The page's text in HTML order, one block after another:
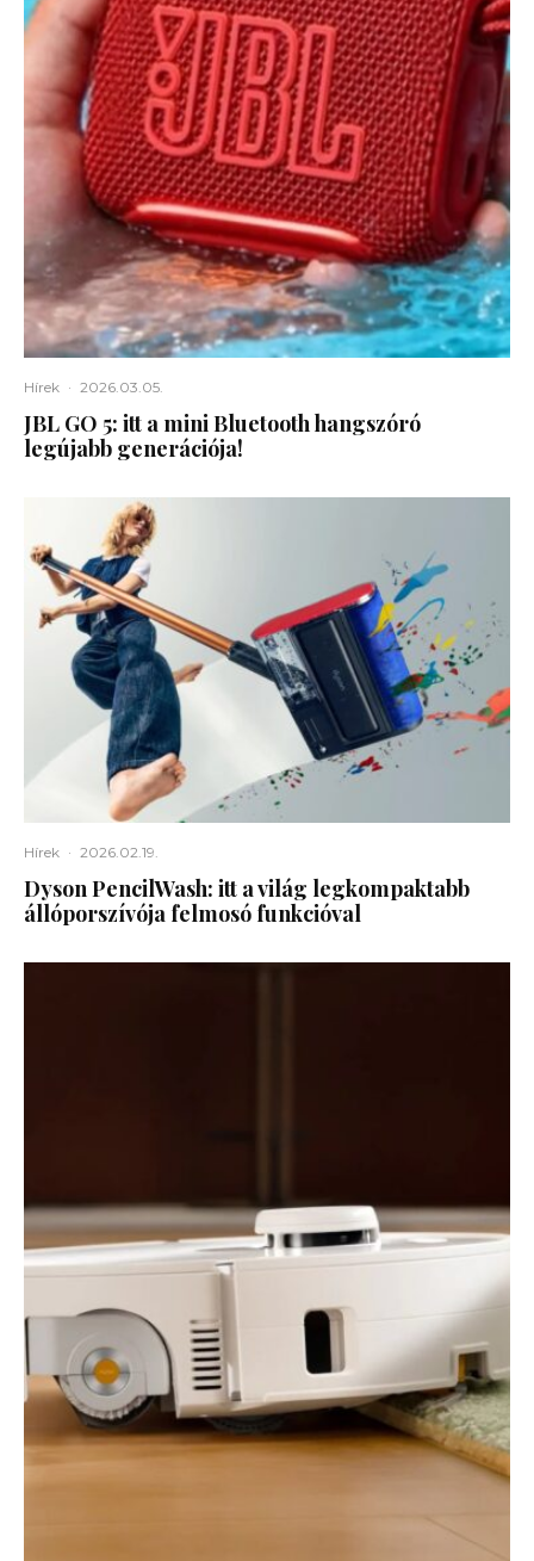
Hírek · 2026.03.05.
JBL GO 5: itt a mini Bluetooth hangszóró
legújabb generációja!
Hírek · 2026.02.19.
Dyson PencilWash: itt a világ legkompaktabb
állóporszívója felmosó funkcióval